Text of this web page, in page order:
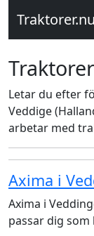
Traktorer.nu
Letar du efter
Veddige
arbetar med
Axima i
Axima i
passar dig